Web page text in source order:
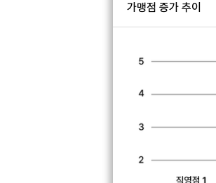
가맹점 증가 추이